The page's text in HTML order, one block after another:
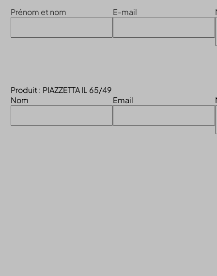
Prénom et nom E-mail
Produit : PIAZZETTA IL 65/49
Nom
Email